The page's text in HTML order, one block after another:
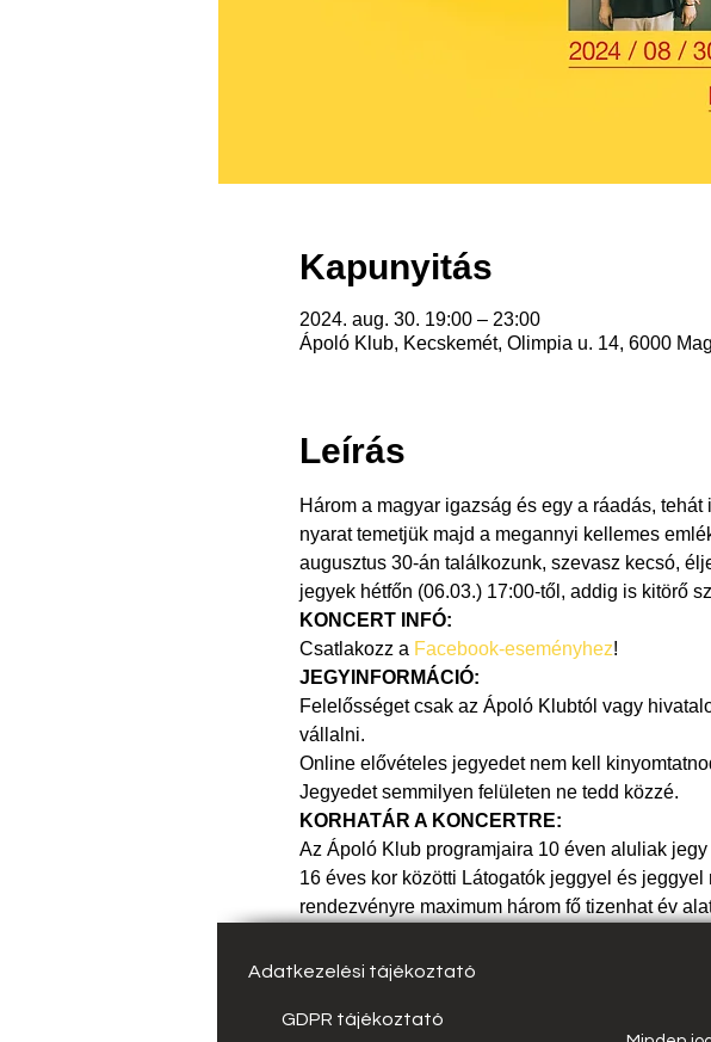
Kapunyitás
2024. aug. 30. 19:00 – 23:00
Ápoló Klub, Kecskemét, Olimpia u. 14, 6000
Leírás
Három a magyar igazság és egy a ráadás,
nyarat temetjük majd a megannyi kellemes
augusztus 30-án találkozunk, szevasz kecsó,
jegyek hétfőn (06.03.) 17:00-től, addig is kitörő
KONCERT INFÓ:
Csatlakozz a Facebook-eseményhez!
JEGYINFORMÁCIÓ:
Felelősséget csak az Ápoló Klubtól vagy
vállalni.
Online elővételes jegyedet nem kell
Jegyedet semmilyen felületen ne tedd közzé.
KORHATÁR A KONCERTRE:
Az Ápoló Klub programjaira 10 éven aluliak
16 éves kor közötti Látogatók jeggyel és
rendezvényre maximum három fő tizenhat év
Adatkezelési tájékoztató
GDPR tájékoztató